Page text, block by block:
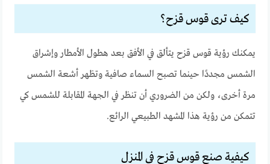
كيف ترى قوس قزح؟
يمكنك رؤية قوس قزح يتألق في الأفق بعد هطول الأمطار وإشراق
الشمس مجددًا حينما تصبح السماء صافية وتظهر أشعة الشمس
مرة أخرى، ولكن من الضروري أن تنظر في الجهة المقابلة للشمس كي
تتمكن من رؤية هذا المشهد الطبيعي الرائع.
كيفية صنع قوس قزح في المنزل